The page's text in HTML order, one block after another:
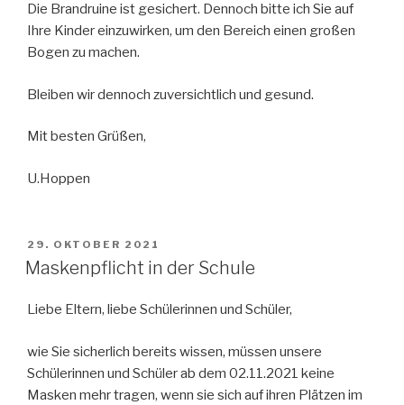
Die Brandruine ist gesichert. Dennoch bitte ich Sie auf
Ihre Kinder einzuwirken, um den Bereich einen großen
Bogen zu machen.
Bleiben wir dennoch zuversichtlich und gesund.
Mit besten Grüßen,
U.Hoppen
VERÖFFENTLICHT
AM
29. OKTOBER 2021
Maskenpflicht in der Schule
Liebe Eltern, liebe Schülerinnen und Schüler,
wie Sie sicherlich bereits wissen, müssen unsere
Schülerinnen und Schüler ab dem 02.11.2021 keine
Masken mehr tragen, wenn sie sich auf ihren Plätzen im